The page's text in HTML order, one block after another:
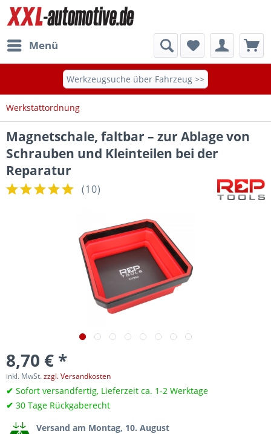
Menü
Werkzeugsuche über Fahrzeug >>
Werkstattordnung
Magnetschale, faltbar – zur Ablage von
Schrauben und Kleinteilen bei der
Reparatur
(10)
8,70 € *
inkl. MwSt.zzgl. Versandkosten
✔ Sofort versandfertig, Lieferzeit ca. 1-2 Werktage
✔ 30 Tage Rückgaberecht
Versand am Montag, 10. August